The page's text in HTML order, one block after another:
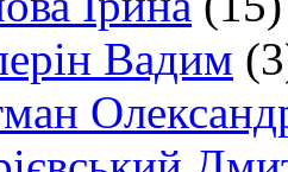
Вадим